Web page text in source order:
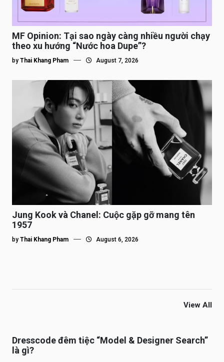
MF Opinion: Tại sao ngày càng nhiều người chạy
theo xu hướng “Nước hoa Dupe”?
by Thai Khang Pham August 7, 2026
Jung Kook và Chanel: Cuộc gặp gỡ mang tên
1957
by Thai Khang Pham August 6, 2026
View All
Dresscode đêm tiệc “Model & Designer Search”
là gì?